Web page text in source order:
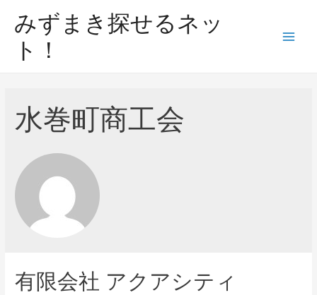
みずまき探せるネッ
ト！
水巻町商工会
有限会社 アクアシティ